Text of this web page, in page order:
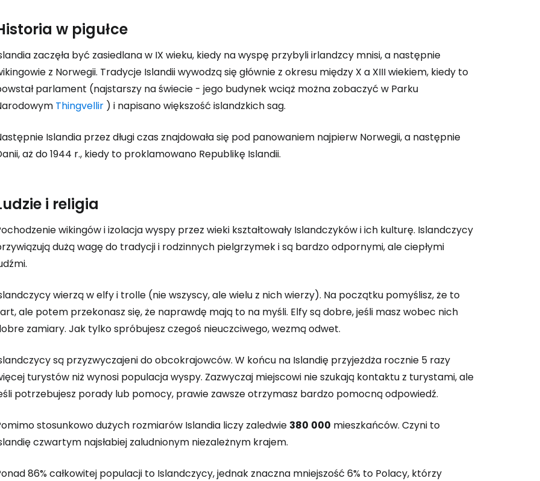
w pigułce
zaczęła być zasiedlana w IX wieku, kiedy na wyspę przybyli irlandzcy mnisi, a następnie
z Norwegii. Tradycje Islandii wywodzą się głównie z okresu między X a XIII wiekiem, kiedy to
parlament (najstarszy na świecie - jego budynek wciąż można zobaczyć w Parku
Thingvellir ) i napisano większość islandzkich sag.
Islandia przez długi czas znajdowała się pod panowaniem najpierw Norwegii, a następnie
aż do 1944 r., kiedy to proklamowano Republikę Islandii.
i religia
wikingów i izolacja wyspy przez wieki kształtowały Islandczyków i ich kulturę. Islandczycy
dużą wagę do tradycji i rodzinnych pielgrzymek i są bardzo odpornymi, ale ciepłymi
wierzą w elfy i trolle (nie wszyscy, ale wielu z nich wierzy). Na początku pomyślisz, że to
ale potem przekonasz się, że naprawdę mają to na myśli. Elfy są dobre, jeśli masz wobec nich
zamiary. Jak tylko spróbujesz czegoś nieuczciwego, wezmą odwet.
są przyzwyczajeni do obcokrajowców. W końcu na Islandię przyjeżdża rocznie 5 razy
turystów niż wynosi populacja wyspy. Zazwyczaj miejscowi nie szukają kontaktu z turystami, ale
potrzebujesz porady lub pomocy, prawie zawsze otrzymasz bardzo pomocną odpowiedź.
stosunkowo dużych rozmiarów Islandia liczy zaledwie 380 000 mieszkańców. Czyni to
czwartym najsłabiej zaludnionym niezależnym krajem.
86% całkowitej populacji to Islandczycy, jednak znaczna mniejszość 6% to Polacy, którzy